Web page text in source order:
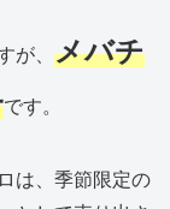
が、 メバチ
です。
は、季節限定の